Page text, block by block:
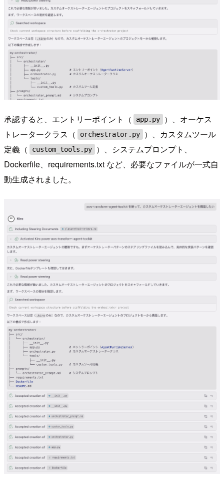
承認すると、エントリーポイント（ app.py
）、オーケス
トレータークラス（
orchestrator.py
）、カスタムツール
定義（
custom_tools.py
）、システムプロンプト、
Dockerfile、requirements.txt など、必要なファイルが一式自
動生成されました。